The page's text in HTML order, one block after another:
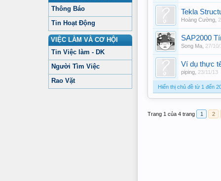
Thông Báo
Tin Hoạt Động
VIỆC LÀM VÀ CƠ HỘI
Tin Việc làm - DK
Người Tìm Việc
Rao Vặt
Tekla
Hoàng Cường
SAP2000
Song Ma 27/10/
Ví dụ thực
piping 23/11/13
Hiển thị chủ đề từ 1 đến
Trang 1 của 4 trang 1 2